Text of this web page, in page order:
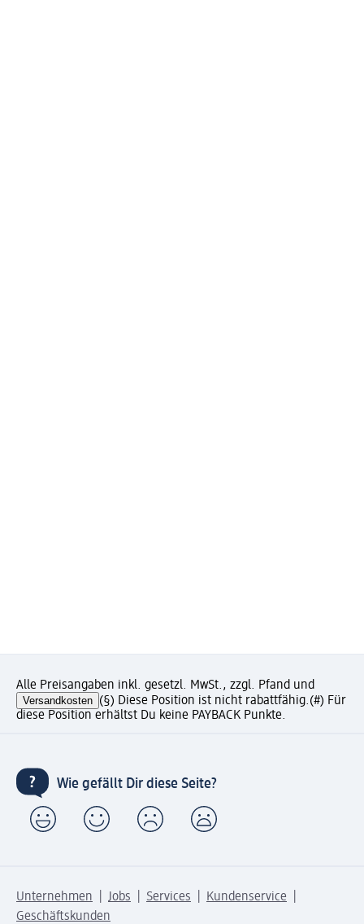
Alle Preisangaben inkl. gesetzl. MwSt., zzgl. Pfand und
Versandkosten (§) Diese Position ist nicht rabattfähig.(#) Für
diese Position erhältst Du keine PAYBACK Punkte.
Wie gefällt Dir diese Seite?
Unternehmen Jobs Services
Kundenservice
Geschäftskunden